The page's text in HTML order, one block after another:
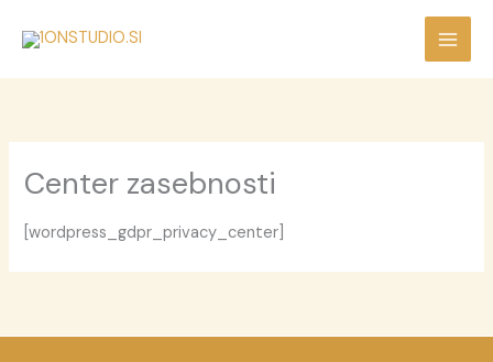
content
Center zasebnosti
[wordpress_gdpr_privacy_center]